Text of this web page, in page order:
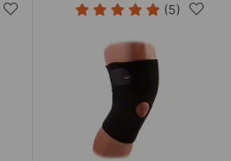
(5)